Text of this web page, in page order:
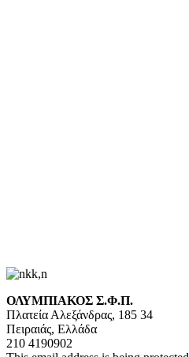
ΟΛΥΜΠΙΑΚΟΣ Σ.Φ.Π.
Πλατεία Αλεξάνδρας, 185 34
Πειραιάς, Ελλάδα
210 4190902